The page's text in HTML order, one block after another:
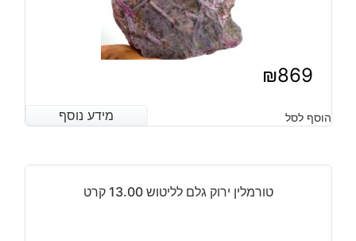
₪869
מידע נוסף הוסף לסל מידע נוסף
טורמלין ירוק גלם לליטוש 13.00 קרט